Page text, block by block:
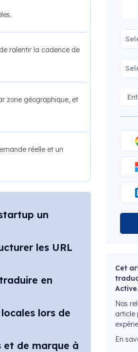
ralentir la cadence de
zone géographique, et
réelle et un
un
les URL
en
lors de
et de marque à
Cet
Active.
Nos
article
En